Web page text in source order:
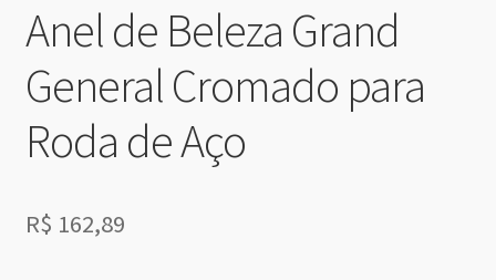
Anel de Beleza Grand
General Cromado para
Roda de Aço
R$ 162,89